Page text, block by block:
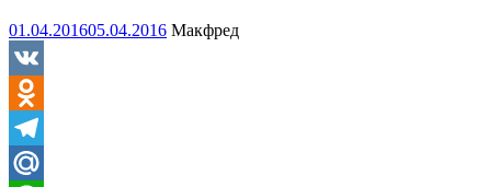
01.04.201605.04.2016 Макфред
VK
Odnoklassniki
Telegram